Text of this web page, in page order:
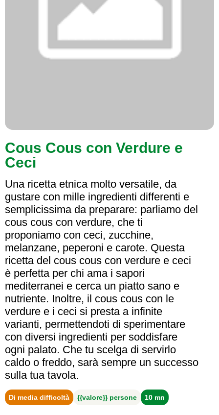
Cous Cous con Verdure e
Ceci
Una ricetta etnica molto versatile, da
gustare con mille ingredienti differenti e
semplicissima da preparare: parliamo del
cous cous con verdure, che ti
proponiamo con ceci, zucchine,
melanzane, peperoni e carote. Questa
ricetta del cous cous con verdure e ceci
è perfetta per chi ama i sapori
mediterranei e cerca un piatto sano e
nutriente. Inoltre, il cous cous con le
verdure e i ceci si presta a infinite
varianti, permettendoti di sperimentare
con diversi ingredienti per soddisfare
ogni palato. Che tu scelga di servirlo
caldo o freddo, sarà sempre un successo
sulla tua tavola.
Di media difficoltà {{valore}} persone 10 mn